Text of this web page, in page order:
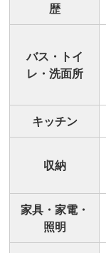
歴
バス・トイ
レ・洗面所
キッチン
収納
家具・家電・
照明